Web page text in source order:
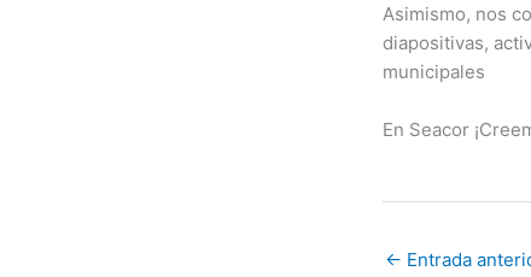
Asimismo, nos
diapositivas,
municipales
En Seacor
← Entrada